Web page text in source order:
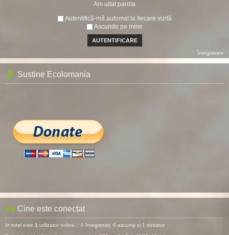
Am uitat parola
Autentifică-mă automat la fiecare vizită
Ascunde pe mine
Înregistrare
Sustine Ecolomania
Cine este conectat
In total este 1 utilizator online :: 0 înregistrați, 0 ascunși și 1 vizitator